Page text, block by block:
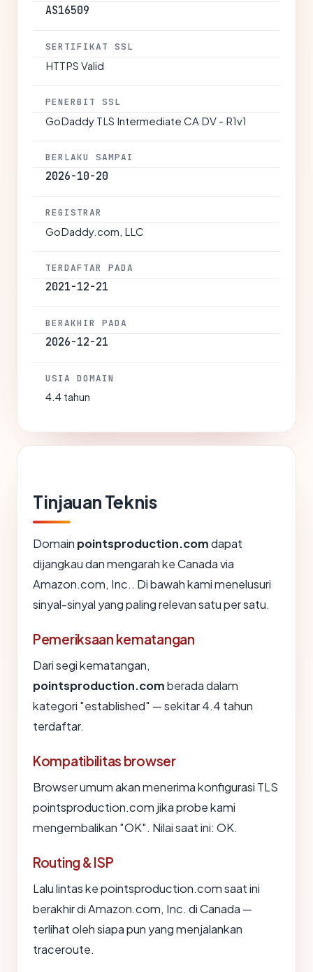
AS16509
SERTIFIKAT SSL
HTTPS Valid
PENERBIT SSL
GoDaddy TLS Intermediate CA DV - R1v1
BERLAKU SAMPAI
2026-10-20
REGISTRAR
GoDaddy.com, LLC
TERDAFTAR PADA
2021-12-21
BERAKHIR PADA
2026-12-21
USIA DOMAIN
4.4 tahun
Tinjauan Teknis
Domain pointsproduction.comdapat
dijangkau dan mengarah ke Canada via
Amazon.com, Inc.. Di bawah kami menelusuri
sinyal-sinyal yang paling relevan satu per satu.
Pemeriksaan kematangan
Dari segi kematangan,
pointsproduction.comberada dalam
kategori "established" — sekitar 4.4 tahun
terdaftar.
Kompatibilitas browser
Browser umum akan menerima konfigurasi TLS
pointsproduction.com jika probe kami
mengembalikan "OK". Nilai saat ini: OK.
Routing & ISP
Lalu lintas ke pointsproduction.com saat ini
berakhir di Amazon.com, Inc. di Canada —
terlihat oleh siapa pun yang menjalankan
traceroute.